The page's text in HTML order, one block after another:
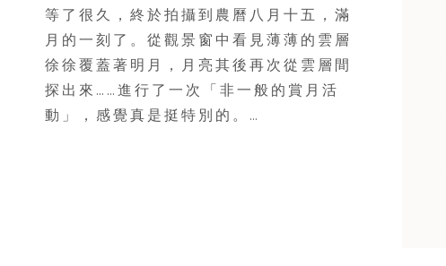
等了很久，終於拍攝到農曆八月十五，滿
月的一刻了。從觀景窗中看見薄薄的雲層
徐徐覆蓋著明月，月亮其後再次從雲層間
探出來……進行了一次「非一般的賞月活
動」，感覺真是挺特別的。…